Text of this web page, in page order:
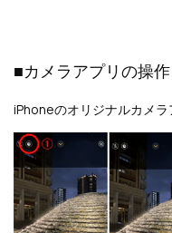
■カメラアプリの操作
iPhoneのオリジナルカメラ